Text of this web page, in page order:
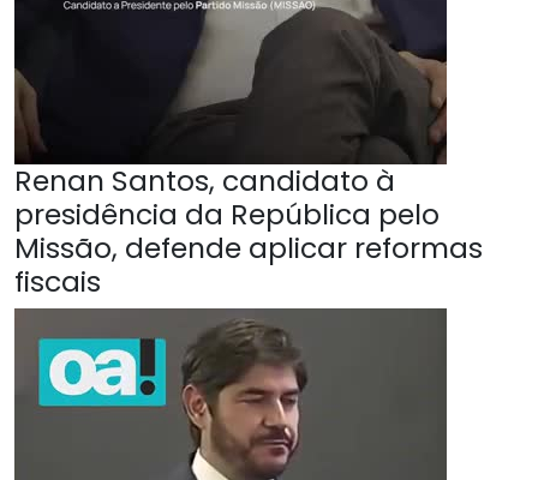
Renan Santos, candidato à
presidência da República pelo
Missão, defende aplicar reformas
fiscais